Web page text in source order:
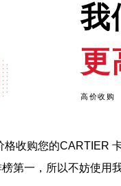
我
更
高价收购
收购您的CARTIER
第一，所以不妨使用